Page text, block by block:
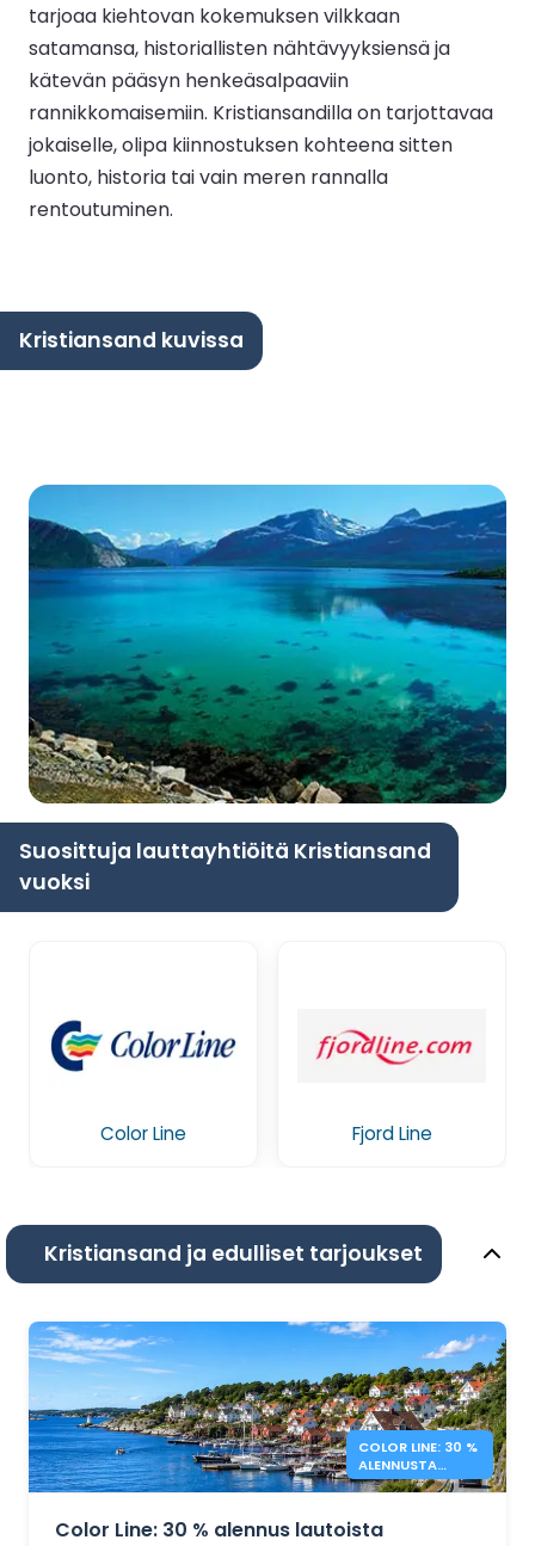
tarjoaa kiehtovan kokemuksen vilkkaan
satamansa, historiallisten nähtävyyksiensä ja
kätevän pääsyn henkeäsalpaaviin
rannikkomaisemiin. Kristiansandilla on tarjottavaa
jokaiselle, olipa kiinnostuksen kohteena sitten
luonto, historia tai vain meren rannalla
rentoutuminen.
Kristiansand kuvissa
Suosittuja lauttayhtiöitä Kristiansand
vuoksi
Color Line Fjord Line
Kristiansand ja edulliset tarjoukset
COLOR LINE: 30 %
ALENNUSTA
TANSKA –
LAIVAMATKOISTA
Color Line: 30 % alennus lautoista